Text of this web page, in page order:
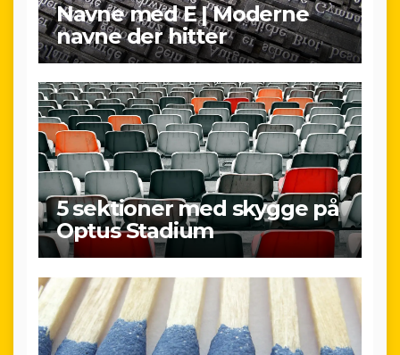
Navne med E | Moderne
navne der hitter
5 sektioner med skygge på
Optus Stadium